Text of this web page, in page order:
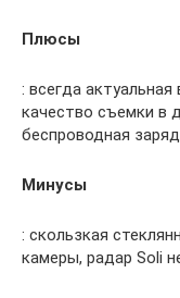
Плюсы
: всегда
качество съемки в
беспроводная
Минусы
: скользкая
камеры, радар Soli